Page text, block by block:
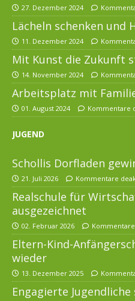
27. Dezember 2024
Lächeln schenken und
11. Dezember 2024
Mit Kunst die Zukunft
14. November 2024
Arbeitsplatz mit
01. August 2024 Kommentare
JUGEND
Schollis Dorfladen
21. Juli 2026 Kommentare
Realschule für
ausgezeichnet
02. Februar 2026
Eltern-Kind-
wieder
13. Dezember 2025
Engagierte